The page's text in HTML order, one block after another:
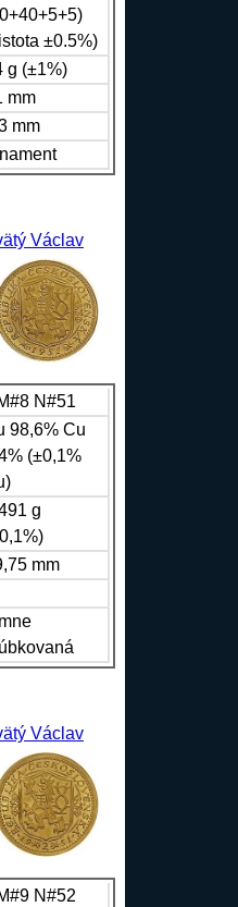
±0.5%)
g (±1%)
mm
mm
Václav
N#51
98,6%Cu
(±0,1%
g
mm
Václav
N#52